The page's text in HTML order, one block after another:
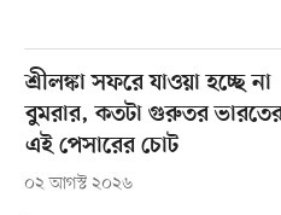
শ্রীলঙ্কা সফরে যাওয়া হচ্ছে না
বুমরার, কতটা গুরুতর
এই পেসারের চোট
০২ আগস্ট ২০২৬